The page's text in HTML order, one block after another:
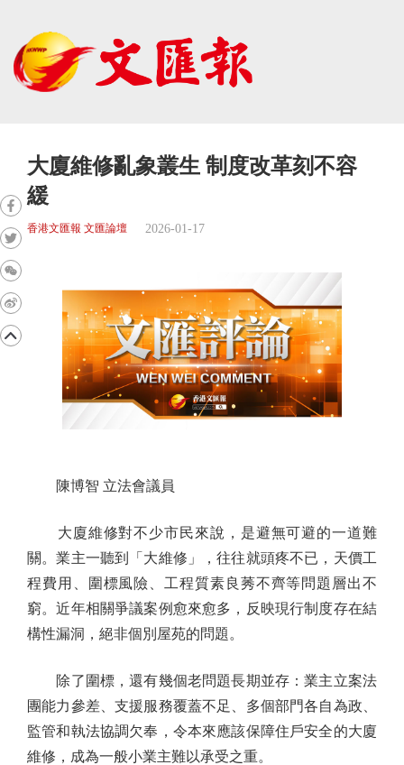
大廈維修亂象叢生 制度改革刻不容
緩
香港文匯報 文匯論壇 2026-01-17
陳博智 立法會議員
大廈維修對不少市民來說，是避無可避的一道難
關。業主一聽到「大維修」，往往就頭疼不已，天價工
程費用、圍標風險、工程質素良莠不齊等問題層出不
窮。近年相關爭議案例愈來愈多，反映現行制度存在結
構性漏洞，絕非個別屋苑的問題。
除了圍標，還有幾個老問題長期並存：業主立案法
團能力參差、支援服務覆蓋不足、多個部門各自為政、
監管和執法協調欠奉，令本來應該保障住戶安全的大廈
維修，成為一般小業主難以承受之重。